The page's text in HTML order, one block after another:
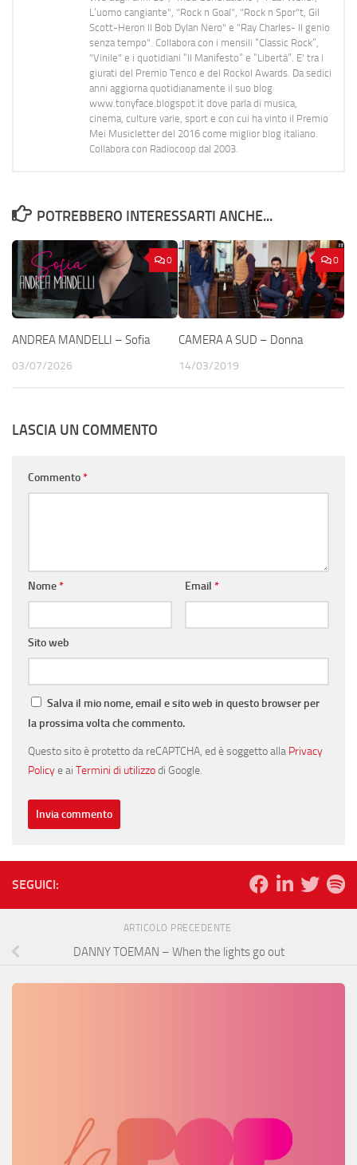
L’uomo cangiante", "Rock n Goal", "Rock n Spor"t, Gil
Scott-Heron Il Bob Dylan Nero" e "Ray Charles- Il genio
senza tempo". Collabora con i mensili “Classic Rock”,
"Vinile" e i quotidiani “Il Manifesto” e “Libertà”. E' tra i
giurati del Premio Tenco e del Rockol Awards. Da sedici
anni aggiorna quotidianamente il suo blog
www.tonyface.blogspot.it dove parla di musica,
cinema, culture varie, sport e con cui ha vinto il Premio
Mei Musicletter del 2016 come miglior blog italiano.
Collabora con Radiocoop dal 2003.
POTREBBERO INTERESSARTI ANCHE...
0
ANDREA MANDELLI – Sofia
03/07/2026
0
CAMERA A SUD – Donna
14/03/2019
LASCIA UN COMMENTO
Commento*
Nome* Email *
Sito web
Salva il mio nome, email e sito web in questo browser per
la prossima volta che commento.
Questo sito è protetto da reCAPTCHA, ed è soggetto alla Privacy
Policye ai Termini di utilizzodi Google.
SEGUICI:
ARTICOLO PRECEDENTE
DANNY TOEMAN – When the lights go out